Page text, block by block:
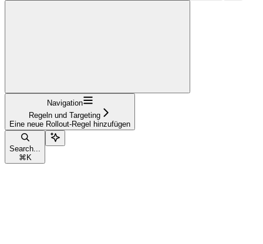
Navigation
Regeln und Targeting
Eine neue Rollout-Regel hinzufügen
Search...
⌘ K